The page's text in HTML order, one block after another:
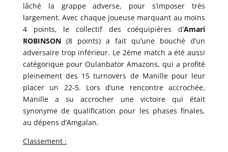
lâché la grappe adverse, pour s’imposer très
largement. Avec chaque joueuse marquant au moins
4 points, le collectif des coéquipières d’Amari
ROBINSON(8 points) a fait qu’une bouché d’un
adversaire trop inférieur. Le 2ème match a été aussi
catégorique pour Oulanbator Amazons, qui a profité
pleinement des 15 turnovers de Manille pour leur
placer un 22-5. Lors d’une rencontre accrochée,
Manille a su accrocher une victoire qui était
synonyme de qualification pour les phases finales,
au dépens d’Amgalan.
Classement :